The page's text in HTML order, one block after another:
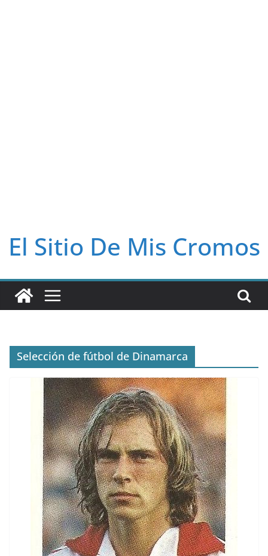
El Sitio De Mis Cromos
Selección de fútbol de Dinamarca